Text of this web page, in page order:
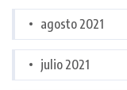
agosto 2021
julio 2021